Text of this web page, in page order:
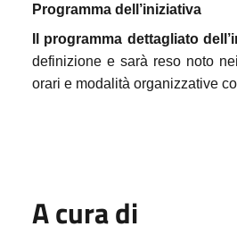
Programma dell’iniziativa
Il programma dettagliato
definizione e sarà reso noto
orari e modalità organizzative
A cura di